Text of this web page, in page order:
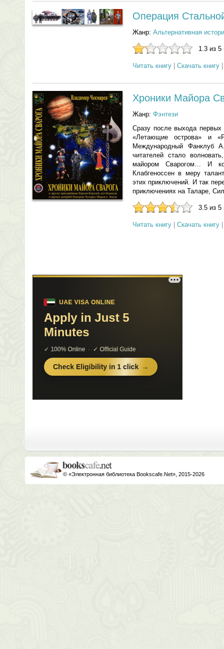
Операция
Жанр: Альтернативная
1.3 из 5
Читать книгу Скачать книгу
Хроники Майора
Жанр: Фэнтези
Сразу после выхода
«Летающие острова» и
Международный
читателей стало
майором Сварогом… И
Клабгеноссен в меру
этих приключений. И так
приключениях на Таларе,
3.5 из 5
Читать книгу Скачать книгу
© «Электронная библиотека Bookscafe.Net», 2015-2026